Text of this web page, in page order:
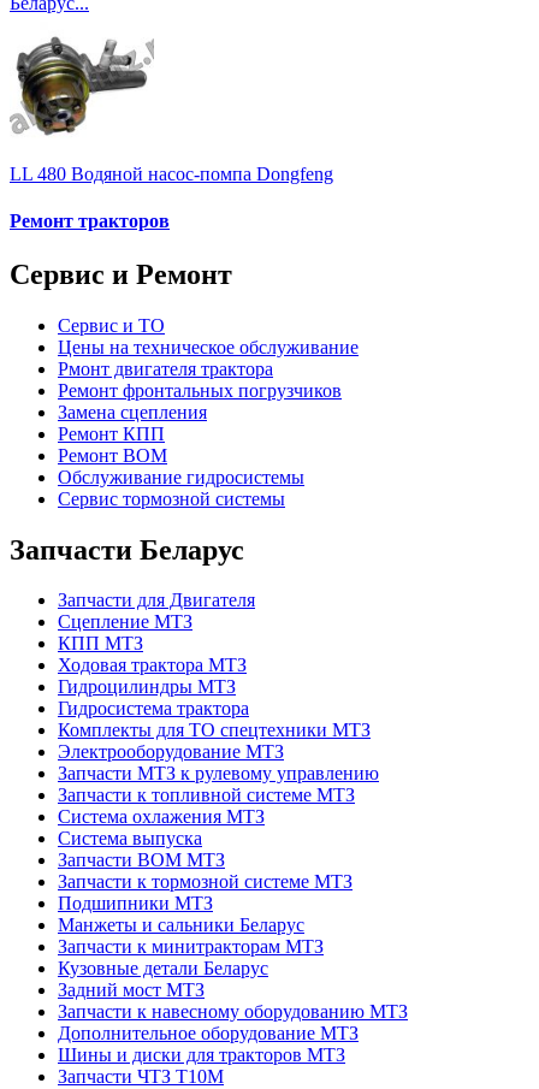
LL 480 Водяной насос-помпа Dongfeng
Ремонт тракторов
Сервис и Ремонт
Сервис и ТО
Цены на техническое обслуживание
Рмонт двигателя трактора
Ремонт фронтальных погрузчиков
Замена сцепления
Ремонт КПП
Ремонт ВОМ
Обслуживание гидросистемы
Сервис тормозной системы
Запчасти Беларус
Запчасти для Двигателя
Сцепление МТЗ
КПП МТЗ
Ходовая трактора МТЗ
Гидроцилиндры МТЗ
Гидросистема трактора
Комплекты для ТО спецтехники МТЗ
Электрооборудование МТЗ
Запчасти МТЗ к рулевому управлению
Запчасти к топливной системе МТЗ
Система охлажения МТЗ
Система выпуска
Запчасти ВОМ МТЗ
Запчасти к тормозной системе МТЗ
Подшипники МТЗ
Манжеты и сальники Беларус
Запчасти к минитракторам МТЗ
Кузовные детали Беларус
Задний мост МТЗ
Запчасти к навесному оборудованию МТЗ
Дополнительное оборудование МТЗ
Шины и диски для тракторов МТЗ
Запчасти ЧТЗ Т10М